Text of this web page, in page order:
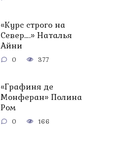
«Курс строго на
Север….» Наталья
Айни
0 377
«Графиня де
Монферан» Полина
Ром
0 166